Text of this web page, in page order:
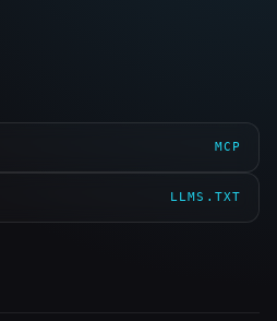
MCP
LLMS.TXT